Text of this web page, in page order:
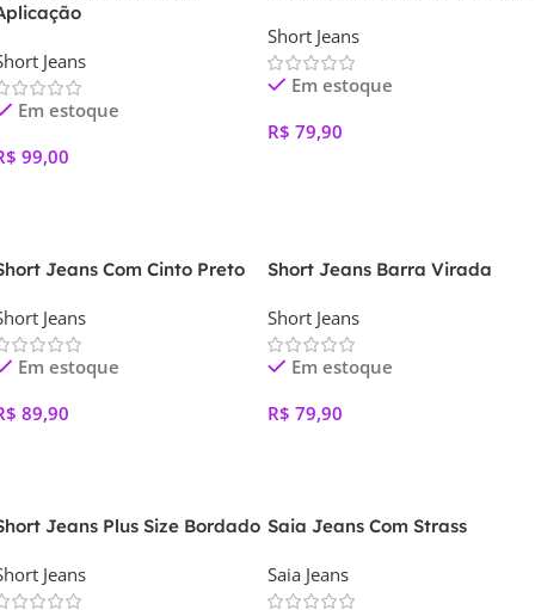
Jeans
Em estoque
99,00
Short Jeans
Em estoque
R$ 79,90
Jeans Com Cinto Preto
Jeans
Em estoque
89,90
Short Jeans Barra Virada
Short Jeans
Em estoque
R$ 79,90
Jeans Plus Size Bordado
Jeans
Saia Jeans Com Strass
Saia Jeans